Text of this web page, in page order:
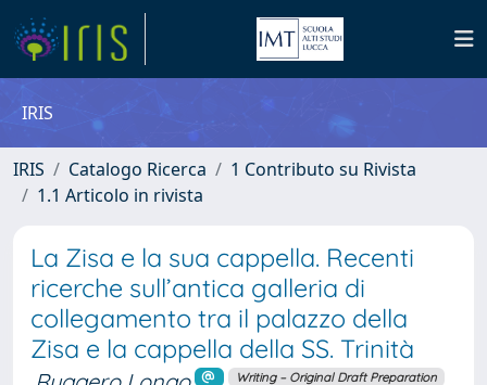
IRIS
IRIS Catalogo Ricerca
1 Contributo su Rivista
1.1 Articolo in rivista
La Zisa e la sua cappella. Recenti
ricerche sull’antica galleria di
collegamento tra il palazzo della
Zisa e la cappella della SS. Trinità
Writing – Original Draft Preparation